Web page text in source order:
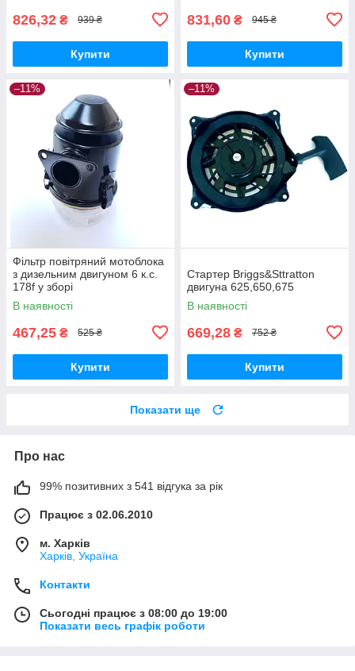
826,32 ₴ 939 ₴
Купити
831,60 ₴ 945 ₴
Купити
–11%
Фільтр повітряний мотоблока
з дизельним двигуном 6 к.с.
178f у зборі
В наявності
467,25 ₴ 525 ₴
Купити
–11%
Стартер Briggs&Sttratton
двигуна 625,650,675
В наявності
669,28 ₴ 752 ₴
Купити
Показати ще
Про нас
99% позитивних з 541 відгука за рік
Працює з 02.06.2010
м. Харків
Харків, Україна
Контакти
Сьогодні працює з 08:00 до 19:00
Показати весь графік роботи